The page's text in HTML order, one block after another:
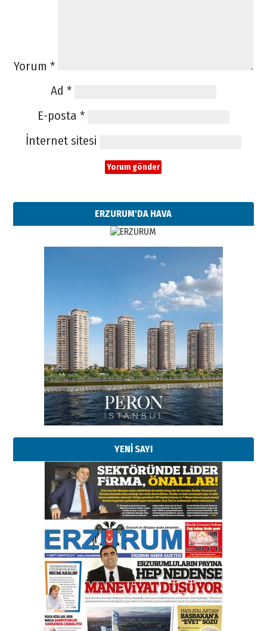
Yorum *
Ad *
E-posta *
İnternet sitesi
ERZURUM'DA HAVA
YENİ SAYI
Esat BİNDESEN
Başkan Sekmen’den Erzurum’a
bir vizyon proje daha!
02 Ağustos 2026 Pazar
Kadir SABUNCUOĞLU
Erzurumspor’un köşe taşları
29 Haziran 2026 Pazartesi
Kenan GÜLERCİ
Murat Şahsuvaroğlu ERKON’da
çıtayı yukarı taşırken,
yönetimdekiler aşağı
çekmemeli!
17 Şubat 2026 SalıOrhan BOZKURT
Bir fotoğraf, bir şehir, bir
gazeteci… Dizginler kimin
elinde?
31 Mart 2026 Salı
A. Berhan Yılmaz
BİR BÖLÜM DEĞİL, BİR ÖMÜR
SEÇİYORSUNUZ… “NEDEN
ATATÜRK ÜNİVERSİTESİ?”
28 Temmuz 2026 Salı
Ahmet Gökhan YAZICI